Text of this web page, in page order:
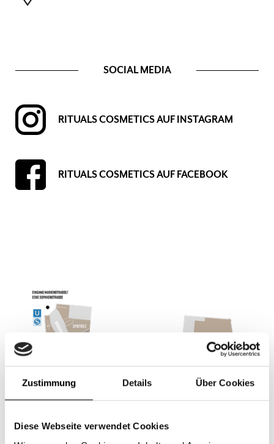
Zustimmung Details Über Cookies
Diese Webseite verwendet Cookies
SOCIAL MEDIA
RITUALS COSMETICS AUF INSTAGRAM
RITUALS COSMETICS AUF FACEBOOK